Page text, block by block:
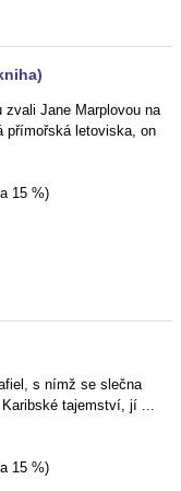
Jane Marplovou na
přímořská letoviska, on
15 %)
s nímž se slečna
tajemství, jí ...
15 %)